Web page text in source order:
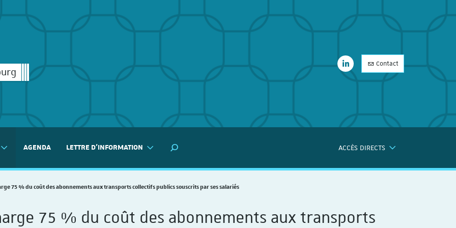
LinkedIn
Contact
AGENDA LETTRE D'INFORMATION
MOTEUR DE RECHERCHE
ACCÈS DIRECTS
LinkedIn
75 % du coût des abonnements aux transports collectifs publics souscrits par ses salariés
75 % du coût des abonnements aux transports